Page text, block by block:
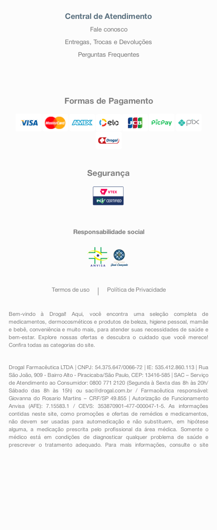
Central de Atendimento
Fale conosco
Entregas, Trocas e Devoluções
Perguntas Frequentes
Formas de Pagamento
Segurança
Responsabilidade social
Termos de uso Política de Privacidade
Bem-vindo à Drogal! Aqui, você encontra uma seleção completa de
medicamentos , dermocosméticos e produtos de beleza, higiene pessoal ,mamãe
e bebê, conveniênciae muito mais, para atender suas necessidades de saúde e
bem-estar. Explore nossas ofertas e descubra o cuidado que você merece!
Confira todas as categorias do site.
Drogal Farmacêutica LTDA | CNPJ: 54.375.647/0066-72 | IE: 535.412.860.113 | Rua
São João, 909 - Bairro Alto - Piracicaba/São Paulo, CEP: 13416-585 | SAC – Serviço
de Atendimento ao Consumidor: 0800 771 2120 (Segunda à Sexta das 8h às 20h/
Sábado das 8h às 15h) ou sac@drogal.com.br/ Farmacêutica responsável:
Giovanna do Rosario Martins – CRF/SP 49.855 | Autorização de Funcionamento
Anvisa (AFE): 7.15583.1 / CEVS: 353870901-477-000047-1-5. As informações
contidas neste site, como promoções e ofertas de remédios e medicamentos,
não devem ser usadas para automedicação e não substituem, em hipótese
alguma, a medicação prescrita pelo profissional da área médica. Somente o
médico está em condições de diagnosticar qualquer problema de saúde e
prescrever o tratamento adequado. Para mais informações, consulte o site